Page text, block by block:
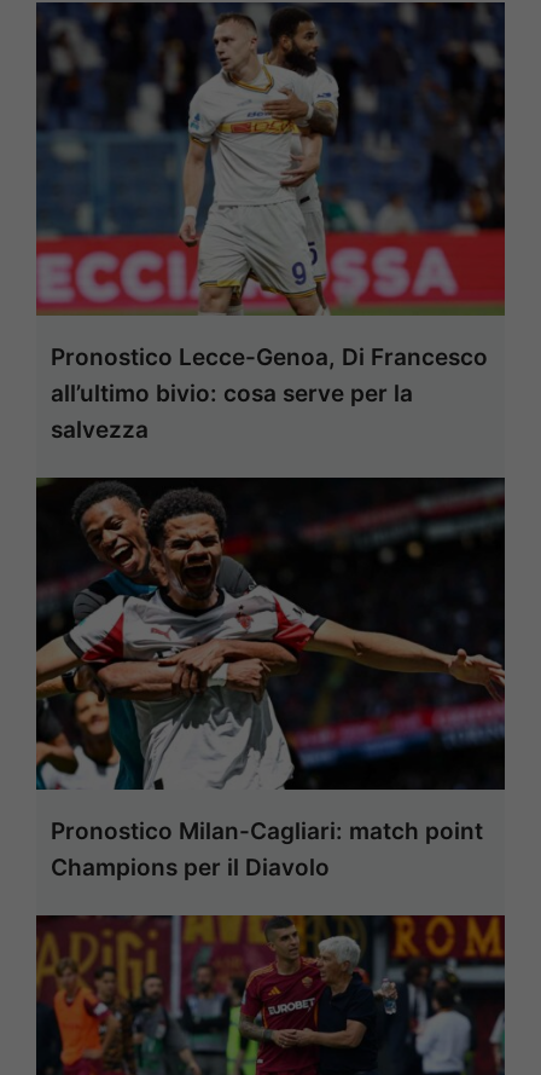
Pronostico Lecce-Genoa, Di Francesco
all’ultimo bivio: cosa serve per la
salvezza
Pronostico Milan-Cagliari: match point
Champions per il Diavolo